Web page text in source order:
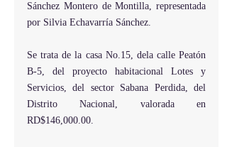
Sánchez Montero de Montilla, representada
por Silvia Echavarría Sánchez.
Se trata de la casa No.15, dela calle Peatón
B-5, del proyecto habitacional Lotes y
Servicios, del sector Sabana Perdida, del
Distrito Nacional, valorada en
RD$146,000.00.